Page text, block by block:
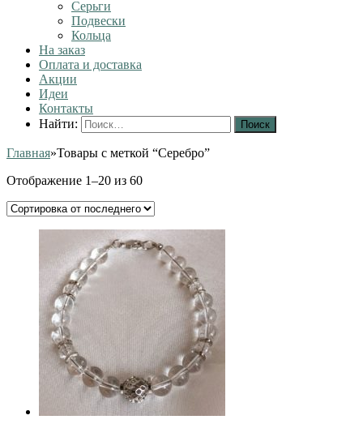
Серьги
Подвески
Кольца
На заказ
Оплата и доставка
Акции
Идеи
Контакты
Найти:
Главная»Товары с меткой “Серебро”
Отображение 1–20 из 60